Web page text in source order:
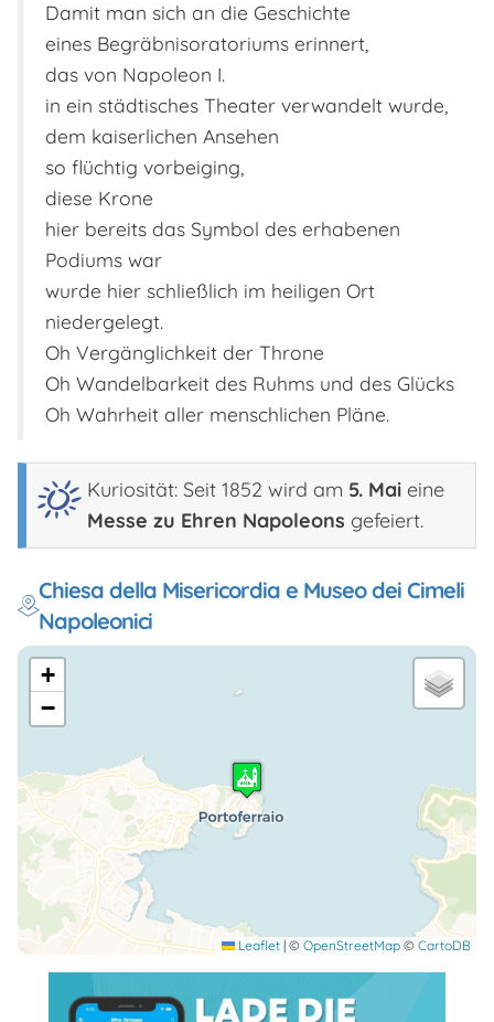
Damit man sich an die Geschichte
eines Begräbnisoratoriums erinnert,
das von Napoleon I.
in ein städtisches Theater verwandelt wurde,
dem kaiserlichen Ansehen
so flüchtig vorbeiging,
diese Krone
hier bereits das Symbol des erhabenen
Podiums war
wurde hier schließlich im heiligen Ort
niedergelegt.
Oh Vergänglichkeit der Throne
Oh Wandelbarkeit des Ruhms und des Glücks
Oh Wahrheit aller menschlichen Pläne.
Kuriosität: Seit 1852 wird am 5. Mai eine
Messe zu Ehren Napoleons gefeiert.
Chiesa della Misericordia e Museo dei Cimeli
Napoleonici
+
−
Leaflet | © OpenStreetMap © CartoDB